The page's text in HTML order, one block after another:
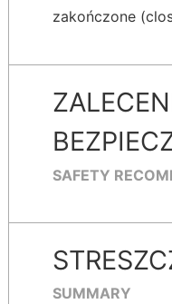
zakończone
SAFETY
SUMMARY